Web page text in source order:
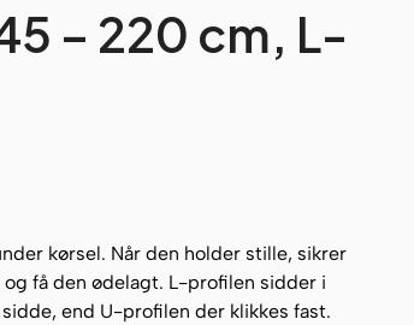
– 220 cm, L-
kørsel. Når den holder stille, sikrer
få den ødelagt. L-profilen sidder i
end U-profilen der klikkes fast.